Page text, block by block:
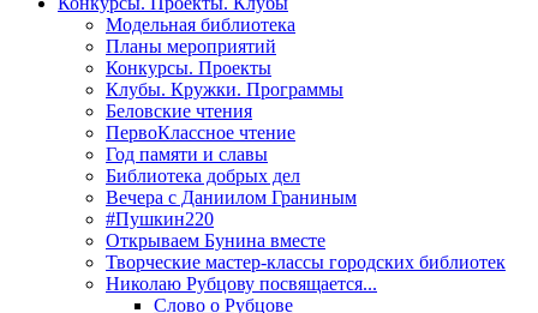
Модельная библиотека
Планы мероприятий
Конкурсы. Проекты
Клубы. Кружки. Программы
Беловские чтения
ПервоКлассное чтение
Год памяти и славы
Библиотека добрых дел
Вечера с Даниилом Граниным
#Пушкин220
Открываем Бунина вместе
Творческие мастер-классы городских библиотек
Николаю Рубцову посвящается...
Слово о Рубцове